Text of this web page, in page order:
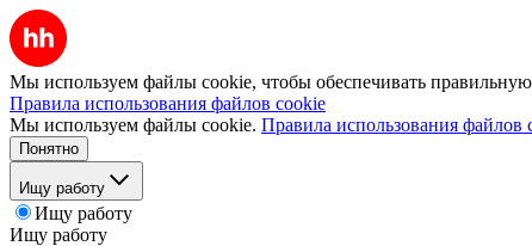
Мы используем файлы cookie, чтобы обеспечивать правильную
Правила использования файлов cookie
Мы используем файлы cookie. Правила использования файлов
Понятно
Ищу работу
Ищу работу
Ищу работу